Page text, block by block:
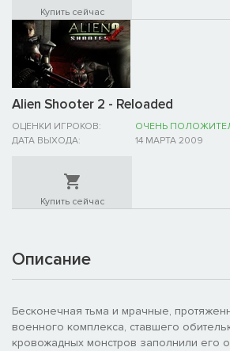
Купить сейчас
Alien Shooter 2 - Reloaded
ОЦЕНКИ ИГРОКОВ:
ОЧЕНЬ
ДАТА ВЫХОДА:
14 МАРТА 2009
Купить сейчас
Описание
Бесконечная тьма и мрачные,
военного комплекса, ставшего
кровожадных монстров заполнили его